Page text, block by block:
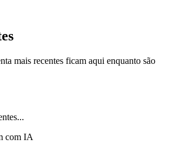
mais recentes ficam aqui enquanto são
com IA